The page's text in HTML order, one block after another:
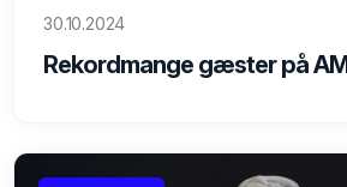
30.10.2024
Rekordmange gæster på